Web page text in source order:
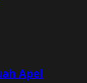
Apel